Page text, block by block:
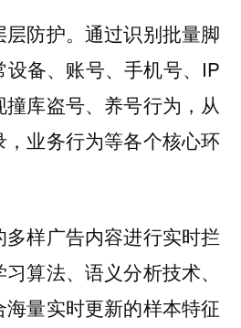
防护。通过识别批量脚
备、账号、手机号、IP
库盗号、养号行为，从
，业务行为等各个核心环
样广告内容进行实时拦
算法、语义分析技术、
量实时更新的样本特征